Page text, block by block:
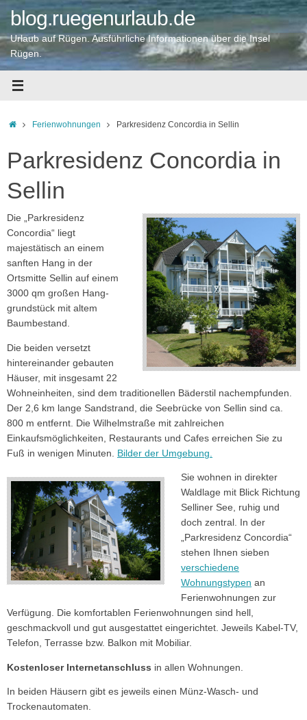
Inhalt
springen
blog.ruegenurlaub.de
Urlaub auf Rügen. Ausführliche Informationen über die Insel
Rügen.
Startseite
Ferienwohnungen Parkresidenz Concordia in Sellin
Parkresidenz Concordia in
Sellin
Die „Parkresidenz
Concordia“ liegt
majestätisch an einem
sanften Hang in der
Ortsmitte Sellin auf einem
3000 qm großen Hang­
grund­stück mit altem
Baumbestand.
Die beiden versetzt
hintereinander gebauten
Häuser, mit insgesamt 22
Wohneinheiten, sind dem traditionellen Bäderstil nach­empfunden.
Der 2,6 km lange Sandstrand, die Seebrücke von Sellin sind ca.
800 m entfernt. Die Wilhelmstraße mit zahlreichen
Einkaufsmöglichkeiten, Restaurants und Cafes erreichen Sie zu
Fuß in wenigen Minuten. Bilder der Umgebung.
Sie wohnen in direkter
Waldlage mit Blick Richtung
Selliner See, ruhig und
doch zentral. In der
„Parkresidenz Concordia“
stehen Ihnen sieben
verschiedene
Wohnungstypen an
Ferienwohnungen zur
Verfügung. Die komfortablen Ferienwohnungen sind hell,
geschmackvoll und gut ausgestattet eingerichtet. Jeweils Kabel-TV,
Telefon, Terrasse bzw. Balkon mit Mobiliar.
Kostenloser Internetanschluss in allen Wohnungen.
In beiden Häusern gibt es jeweils einen Münz-Wasch- und
Trockenautomaten.